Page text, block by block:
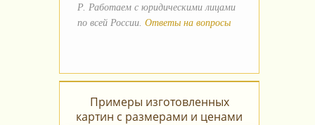
Р. Работаем с юридическими лицами
по всей России. Ответы на вопросы
Примеры изготовленных
картин с размерами и ценами